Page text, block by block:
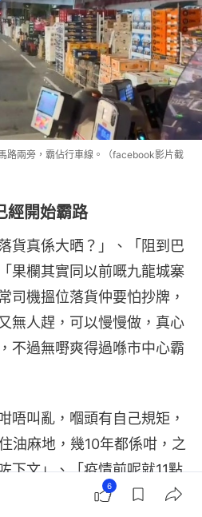
路兩旁，霸佔行車線。（facebook影片截
經開始霸路
貨真係大晒？」、「阻到巴
果欄其實同以前嘅九龍城寨
司機搵位落貨仲要怕抄牌，
無人趕，可以慢慢做，真心
不過無嘢爽得過喺市中心霸
唔叫亂，嗰頭有自己規矩，
油麻地，幾10年都係咁，之
下文」、「疫情前呢就11點
雞，愈嚟愈早，9點就搬晒
6